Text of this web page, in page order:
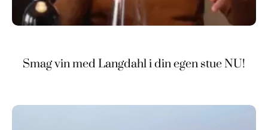
Smag vin med Langdahl i din egen stue NU!